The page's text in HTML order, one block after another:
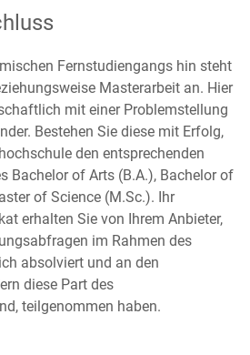
Fernstudiengangs hin steht
Masterarbeit an. Hier
mit einer Problemstellung
Bestehen Sie diese mit Erfolg,
den entsprechenden
Bachelor of Arts (B.A.), Bachelor of
of Science (M.Sc.). Ihr
erhalten Sie von Ihrem Anbieter,
im Rahmen des
absolviert und an den
diese Part des
teilgenommen haben.